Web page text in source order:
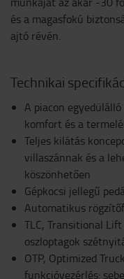
és a magasfokú
ajtó révén.
Technikai
A piacon
komfort és a
Teljes kilátás
villaszánnak és a
köszönhetően
Gépkocsi jellegű
Automatikus
TLC, Transitional
oszloptagok
OTP, Optimized
funkcióvezérlés: